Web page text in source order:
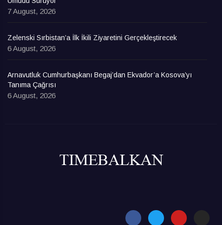
7 August, 2026
Zelenski Sırbistan’a İlk İkili Ziyaretini Gerçekleştirecek
6 August, 2026
Arnavutluk Cumhurbaşkanı Begaj’dan Ekvador’a Kosova’yı
Tanıma Çağrısı
6 August, 2026